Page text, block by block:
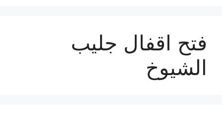
فتح اقفال جليب
الشيوخ